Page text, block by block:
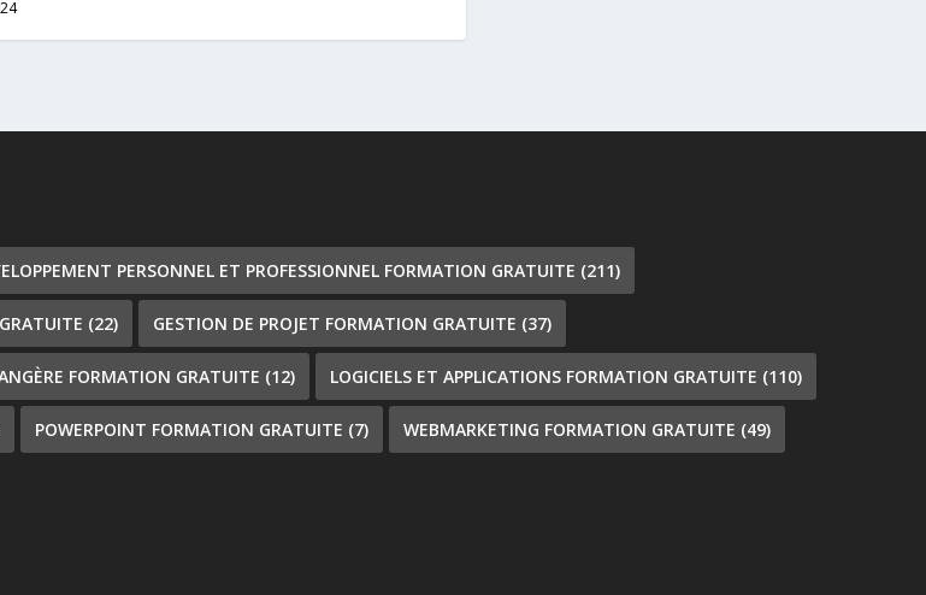
PERSONNEL ET PROFESSIONNEL FORMATION GRATUITE (211)
(22) GESTION DE PROJET FORMATION GRATUITE (37)
FORMATION GRATUITE (12) LOGICIELS ET APPLICATIONS FORMATION GRATUITE (110)
POWERPOINT FORMATION GRATUITE (7) WEBMARKETING FORMATION GRATUITE (49)